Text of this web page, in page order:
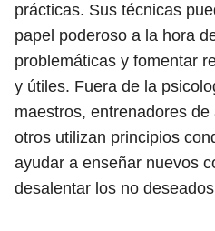
prácticas. Sus técnicas
papel poderoso a la hora
problemáticas y fomentar
y útiles. Fuera de la
maestros, entrenadores
otros utilizan principios
ayudar a enseñar nuevos
desalentar los no